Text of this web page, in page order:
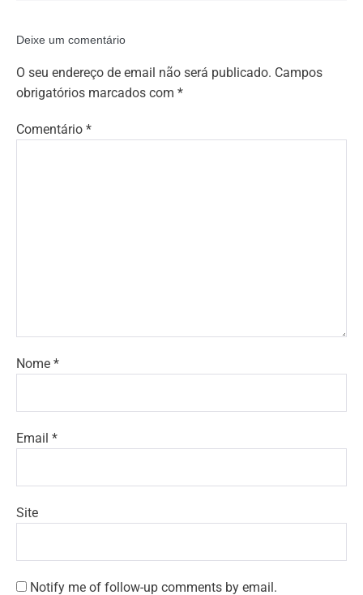
Deixe um comentário
O seu endereço de email não será publicado. Campos
obrigatórios marcados com *
Comentário *
Nome *
Email *
Site
Notify me of follow-up comments by email.